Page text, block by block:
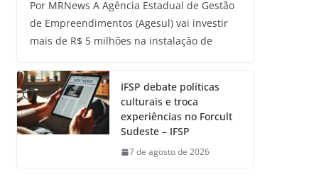
Por MRNews A Agência Estadual de Gestão
de Empreendimentos (Agesul) vai investir
mais de R$ 5 milhões na instalação de
IFSP debate políticas
culturais e troca
experiências no Forcult
Sudeste – IFSP
7 de agosto de 2026